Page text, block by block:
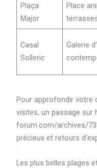
Plaça
Major
Place
Casal
Solleric
Galerie
Pour approfondir votre
visites, un passage sur
forum.com/archives/
précieux et retours
Les plus belles plages